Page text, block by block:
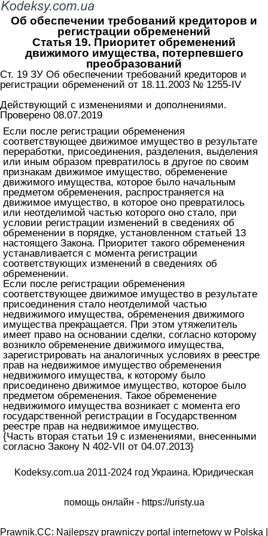
Об обеспечении требований кредиторов и
регистрации обременений
Статья 19. Приоритет обременений
движимого имущества, потерпевшего
преобразований
Ст. 19 ЗУ Об обеспечении требований кредиторов и
регистрации обременений от 18.11.2003 № 1255-IV
Действующий с изменениями и дополнениями.
Проверено 08.07.2019
Если после регистрации обременения
соответствующее движимое имущество в результате
переработки, присоединения, разделения, выделения
или иным образом превратилось в другое по своим
признакам движимое имущество, обременение
движимого имущества, которое было начальным
предметом обременения, распространяется на
движимое имущество, в которое оно превратилось
или неотделимой частью которого оно стало, при
условии регистрации изменений в сведениях об
обременении в порядке, установленном статьей 13
настоящего Закона. Приоритет такого обременения
устанавливается с момента регистрации
соответствующих изменений в сведениях об
обременении.
Если после регистрации обременения
соответствующее движимое имущество в результате
присоединения стало неотделимой частью
недвижимого имущества, обременения движимого
имущества прекращается. При этом утяжелитель
имеет право на основании сделки, согласно которому
возникло обременение движимого имущества,
зарегистрировать на аналогичных условиях в реестре
прав на недвижимое имущество обременения
недвижимого имущества, к которому было
присоединено движимое имущество, которое было
предметом обременения. Такое обременение
недвижимого имущества возникает с момента его
государственной регистрации в Государственном
реестре прав на недвижимое имущество.
{Часть вторая статьи 19 с изменениями, внесенными
согласно Закону N 402-VII от 04.07.2013}
Kodeksy.com.ua 2011-2024 год Украина. Юридическая
помощь онлайн - https://uristy.ua
Prawnik.CC: Najlepszy prawniczy portal internetowy w Polska |